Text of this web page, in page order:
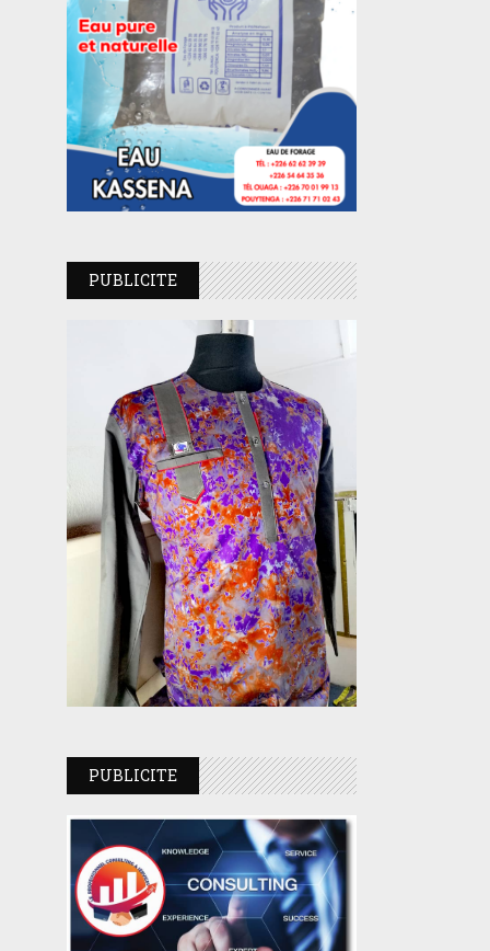
PUBLICITE
PUBLICITE